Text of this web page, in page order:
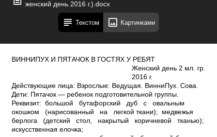
женский день 2016 г.).docx
Текстом Картинками
ВИННИ­ПУХ И ПЯТАЧОК В ГОСТЯХ У РЕБЯТ
Женский день 2 мл. гр.
2016 г.
Действующие лица: Взрослые: Ведущая. Винни­Пух. Сова.
Дети: Пятачок — ребенок подготовительной группы.
Реквизит: большой бутафорский дуб с овальным
окошком (нарисованный на легкой ткани); медвежья
берлога (детский стол, накрытый коричневой тканью);
искусственная елочка;